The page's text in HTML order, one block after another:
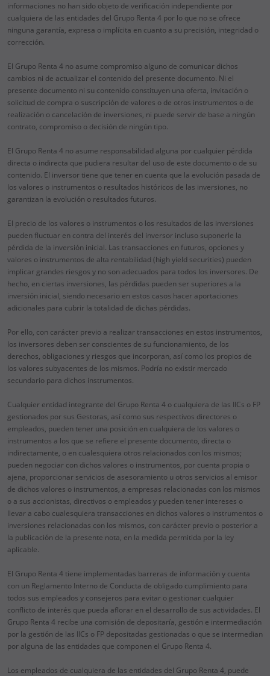
informaciones no han sido objeto de verificación independiente por
cualquiera de las entidades del Grupo Renta 4 por lo que no se ofrece
ninguna garantía, expresa o implícita en cuanto a su precisión, integridad o
corrección.
El Grupo Renta 4 no asume compromiso alguno de comunicar dichos
cambios ni de actualizar el contenido del presente documento. Ni el
presente documento ni su contenido constituyen una oferta, invitación o
solicitud de compra o suscripción de valores o de otros instrumentos o de
realización o cancelación de inversiones, ni puede servir de base a ningún
contrato, compromiso o decisión de ningún tipo.
El Grupo Renta 4 no asume responsabilidad alguna por cualquier pérdida
directa o indirecta que pudiera resultar del uso de este documento o de su
contenido. El inversor tiene que tener en cuenta que la evolución pasada de
los valores o instrumentos o resultados históricos de las inversiones, no
garantizan la evolución o resultados futuros.
El precio de los valores o instrumentos o los resultados de las inversiones
pueden fluctuar en contra del interés del inversor incluso suponerle la
pérdida de la inversión inicial. Las transacciones en futuros, opciones y
valores o instrumentos de alta rentabilidad (high yield securities) pueden
implicar grandes riesgos y no son adecuados para todos los inversores. De
hecho, en ciertas inversiones, las pérdidas pueden ser superiores a la
inversión inicial, siendo necesario en estos casos hacer aportaciones
adicionales para cubrir la totalidad de dichas pérdidas.
Por ello, con carácter previo a realizar transacciones en estos instrumentos,
los inversores deben ser conscientes de su funcionamiento, de los
derechos, obligaciones y riesgos que incorporan, así como los propios de
los valores subyacentes de los mismos. Podría no existir mercado
secundario para dichos instrumentos.
Cualquier entidad integrante del Grupo Renta 4 o cualquiera de las IICs o FP
gestionados por sus Gestoras, así como sus respectivos directores o
empleados, pueden tener una posición en cualquiera de los valores o
instrumentos a los que se refiere el presente documento, directa o
indirectamente, o en cualesquiera otros relacionados con los mismos;
pueden negociar con dichos valores o instrumentos, por cuenta propia o
ajena, proporcionar servicios de asesoramiento u otros servicios al emisor
de dichos valores o instrumentos, a empresas relacionadas con los mismos
o a sus accionistas, directivos o empleados y pueden tener intereses o
llevar a cabo cualesquiera transacciones en dichos valores o instrumentos o
inversiones relacionadas con los mismos, con carácter previo o posterior a
la publicación de la presente nota, en la medida permitida por la ley
aplicable.
El Grupo Renta 4 tiene implementadas barreras de información y cuenta
con un Reglamento Interno de Conducta de obligado cumplimiento para
todos sus empleados y consejeros para evitar o gestionar cualquier
conflicto de interés que pueda aflorar en el desarrollo de sus actividades. El
Grupo Renta 4 recibe una comisión de depositaría, gestión e intermediación
por la gestión de las IICs o FP depositadas gestionadas o que se intermedian
por alguna de las entidades que componen el Grupo Renta 4.
Los empleados de cualquiera de las entidades del Grupo Renta 4, puede